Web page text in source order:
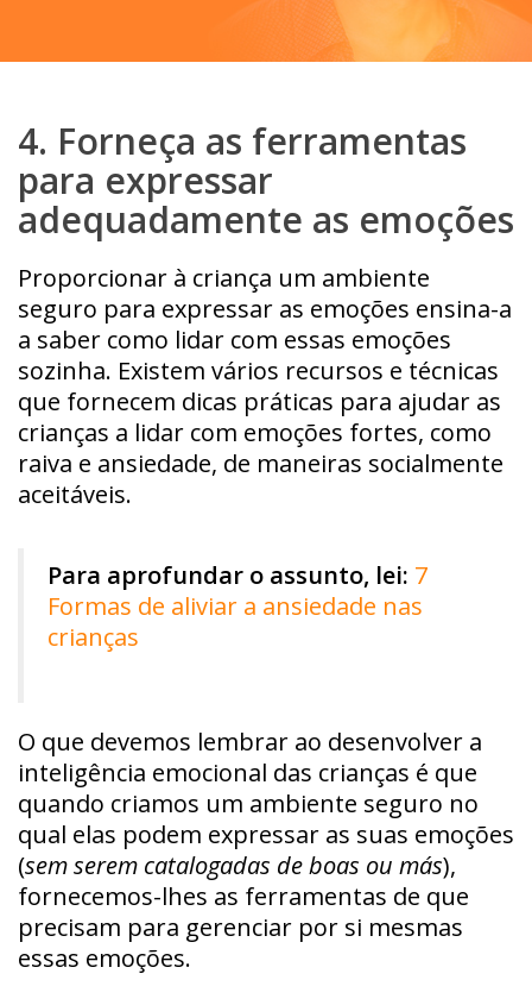
4. Forneça as ferramentas
para expressar
adequadamente as emoções
Proporcionar à criança um ambiente
seguro para expressar as emoções ensina-a
a saber como lidar com essas emoções
sozinha. Existem vários recursos e técnicas
que fornecem dicas práticas para ajudar as
crianças a lidar com emoções fortes, como
raiva e ansiedade, de maneiras socialmente
aceitáveis.
Para aprofundar o assunto, lei: 7
Formas de aliviar a ansiedade nas
crianças
O que devemos lembrar ao desenvolver a
inteligência emocional das crianças é que
quando criamos um ambiente seguro no
qual elas podem expressar as suas emoções
(sem serem catalogadas de boas ou más),
fornecemos-lhes as ferramentas de que
precisam para gerenciar por si mesmas
essas emoções.